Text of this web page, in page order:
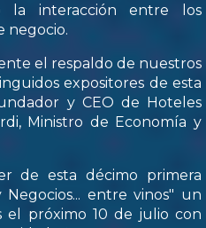
la interacción entre los
negocio.
el respaldo de nuestros
expositores de esta
y CEO de Hoteles
Ministro de Economía y
de esta décimo primera
entre vinos" un
el próximo 10 de julio con